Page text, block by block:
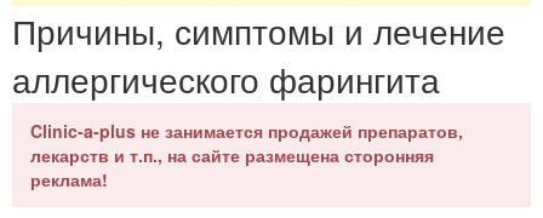
Причины, симптомы и лечение
аллергического фарингита
Clinic-a-plus не занимается продажей препаратов,
лекарств и т.п., на сайте размещена сторонняя
реклама!